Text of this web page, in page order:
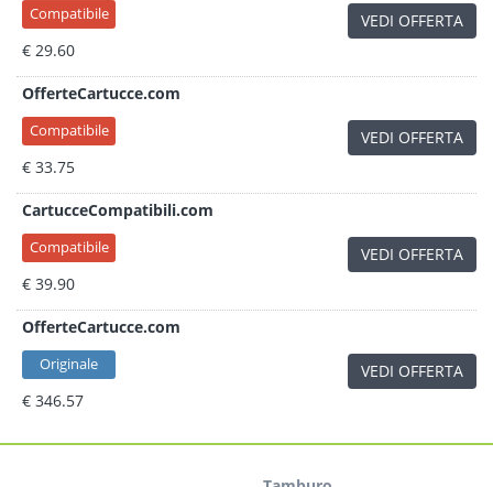
Compatibile
€ 29.60
VEDI OFFERTA
OfferteCartucce.com
Compatibile
€ 33.75
VEDI OFFERTA
CartucceCompatibili.com
Compatibile
€ 39.90
VEDI OFFERTA
OfferteCartucce.com
Originale
€ 346.57
VEDI OFFERTA